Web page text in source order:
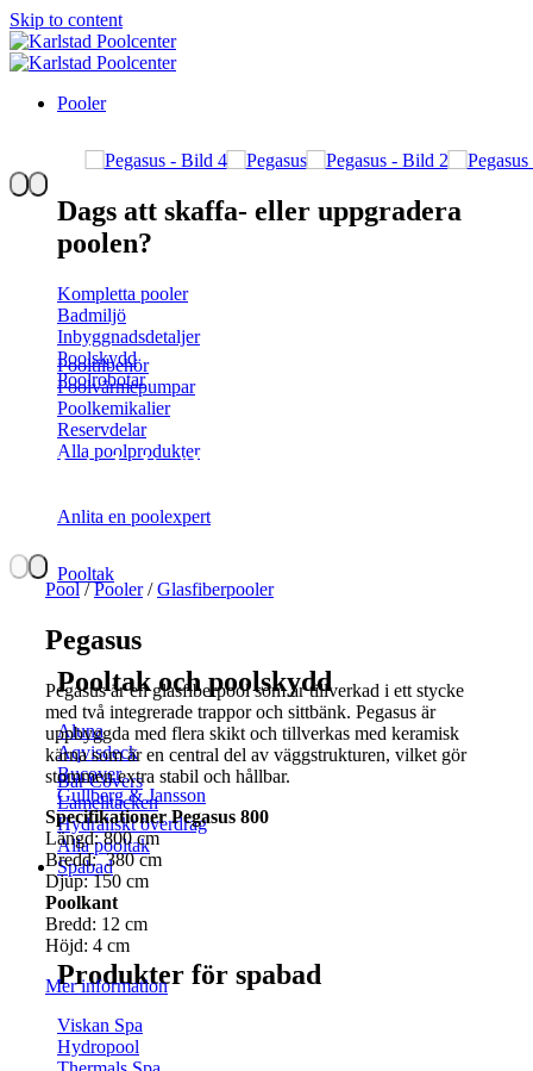
Skip to content
Pooler
Dags att skaffa- eller uppgradera
poolen?
Kompletta pooler
Badmiljö
Inbyggnadsdetaljer
Poolskydd
Poolrobotar
Pooltilbehör
Poolvärmepumpar
Poolkemikalier
Reservdelar
Alla poolprodukter
Inte helt säker?
Anlita en poolexpert
Pooltak
Pooltak och poolskydd
Aluna
Aqvisdeck
Bucover
Gullberg & Jansson
Bar Covers
Lamelltäcken
Hydraliskt överdrag
Alla pooltak
Spabad
Produkter för spabad
Viskan Spa
Hydropool
Pool / Pooler / Glasfiberpooler
Pegasus
Pegasus är en glasfiberpool som är tillverkad i ett stycke
med två integrerade trappor och sittbänk. Pegasus är
uppbyggda med flera skikt och tillverkas med keramisk
kärna som är en central del av väggstrukturen, vilket gör
stommen extra stabil och hållbar.
Specifikationer Pegasus 800
Längd: 800 cm
Bredd: 380 cm
Djup: 150 cm
Poolkant
Bredd: 12 cm
Höjd: 4 cm
Mer information